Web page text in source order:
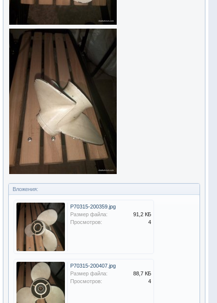
Вложения:
P70315-200359.jpg
Размер файла:
91,2 КБ
Просмотров:
4
P70315-200407.jpg
Размер файла:
88,7 КБ
Просмотров:
4